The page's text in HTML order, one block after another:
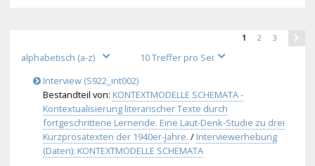
1 23
Interview (S922_int002)
Bestandteil von: KONTEXTMODELLE SCHEMATA -
Kontextualisierung literarischer Texte durch
fortgeschrittene Lernende. Eine Laut-Denk-Studie zu drei
Kurzprosatexten der 1940er-Jahre. / Interviewerhebung
(Daten): KONTEXTMODELLE SCHEMATA